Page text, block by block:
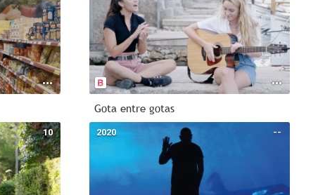
Gota entre gotas
10 --
2020